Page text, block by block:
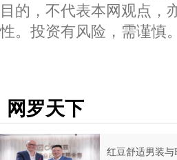
目的，不代表本网观点，
性。投资有风险，需谨慎。
网罗天下
红豆舒适男装与